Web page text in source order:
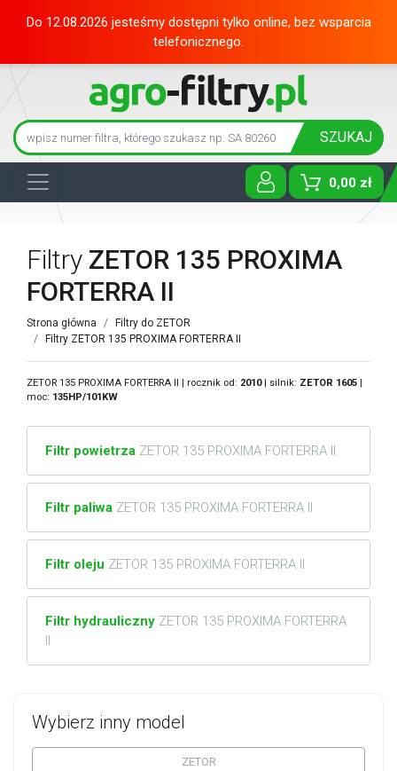
Do 12.08.2026 jesteśmy dostępni tylko online, bez wsparcia
telefonicznego.
SZUKAJ
0,00 zł
Toggle
Wybierz inny model
ZETOR
Filtry ZETOR 135 PROXIMA
FORTERRA II
Strona główna
Filtry do ZETOR
Filtry ZETOR 135 PROXIMA FORTERRA II
ZETOR 135 PROXIMA FORTERRA II | rocznik od: 2010| silnik: ZETOR 1605 |
moc: 135HP/101KW
Filtr powietrza ZETOR 135 PROXIMA FORTERRA II
Filtr paliwa ZETOR 135 PROXIMA FORTERRA II
Filtr oleju ZETOR 135 PROXIMA FORTERRA II
Filtr hydrauliczny ZETOR 135 PROXIMA FORTERRA
II